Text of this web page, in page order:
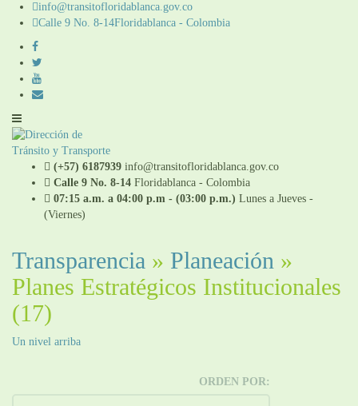
info@transitofloridablanca.gov.co
Calle 9 No. 8-14Floridablanca - Colombia
(+57) 6187939 info@transitofloridablanca.gov.co
Calle 9 No. 8-14 Floridablanca - Colombia
07:15 a.m. a 04:00 p.m - (03:00 p.m.) Lunes a Jueves -
(Viernes)
Transparencia » Planeación »
Planes Estratégicos Institucionales
(17)
Un nivel arriba
ORDEN POR: